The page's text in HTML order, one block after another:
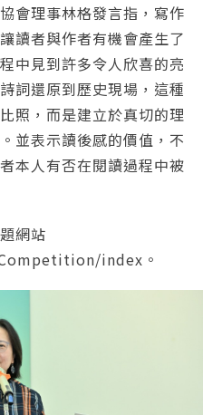
會理事林格發言指，寫作
讀者與作者有機會產生了
中見到許多令人欣喜的亮
詞還原到歷史現場，這種
照，而是建立於真切的理
並表示讀後感的價值，不
本人有否在閱讀過程中被
網站
index。